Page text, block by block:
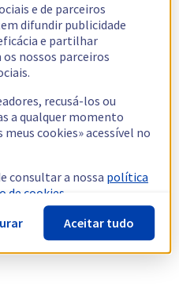
e de parceiros
difundir publicidade
e partilhar
nossos parceiros
recusá-los ou
a qualquer momento
cookies» acessível no
consultar a nossa política
de cookies.
Aceitar tudo